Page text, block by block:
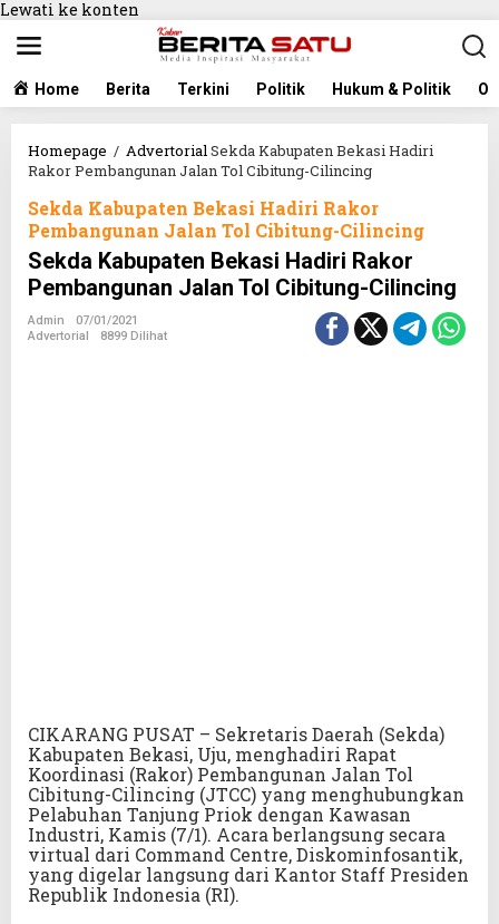
Lewati ke konten
Home Berita Terkini Politik Hukum & Politik
Homepage / AdvertorialSekda Kabupaten Bekasi Hadiri
Rakor Pembangunan Jalan Tol Cibitung-Cilincing
Sekda Kabupaten Bekasi Hadiri Rakor
Pembangunan Jalan Tol Cibitung-Cilincing
Sekda Kabupaten Bekasi Hadiri Rakor
Pembangunan Jalan Tol Cibitung-Cilincing
Admin
07/01/2021
Advertorial
8899 Dilihat
CIKARANG PUSAT – Sekretaris Daerah (Sekda)
Kabupaten Bekasi, Uju, menghadiri Rapat
Koordinasi (Rakor) Pembangunan Jalan Tol
Cibitung-Cilincing (JTCC) yang menghubungkan
Pelabuhan Tanjung Priok dengan Kawasan
Industri, Kamis (7/1). Acara berlangsung secara
virtual dari Command Centre, Diskominfosantik,
yang digelar langsung dari Kantor Staff Presiden
Republik Indonesia (RI).